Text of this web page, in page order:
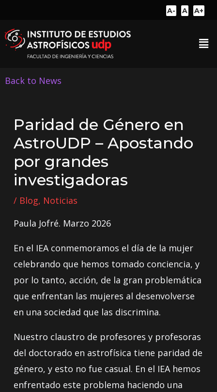
A- A A+
Back to News
Paridad de Género en
AstroUDP – Apostando
por grandes
investigadoras
/ Blog, Noticias
Paula Jofré. Marzo 2026
En el IEA conmemoramos el día de la mujer
celebrando que hemos tomado conciencia, y
por lo tanto, acción, de la gran problemática
que enfrentan las mujeres al desenvolverse
en una sociedad que las discrimina.
Nuestro claustro de profesores y profesoras
del doctorado en astrofísica tiene paridad de
género, y esto no fue casual. En el IEA hemos
enfrentado este problema haciendo una